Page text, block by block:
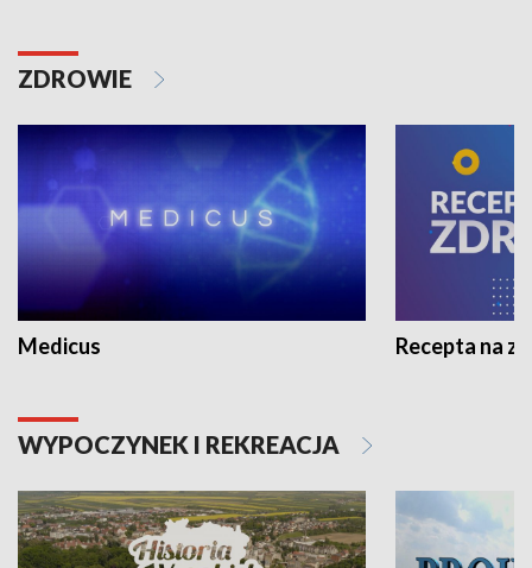
ZDROWIE
Medicus Recepta na
WYPOCZYNEK I REKREACJA